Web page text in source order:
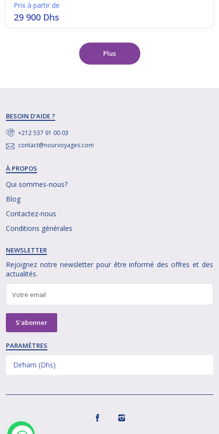
Prix à partir de
29 900 Dhs
Plus
BESOIN D'AIDE ?
+212 537 91 00 03
contact@nourvoyages.com
À PROPOS
Qui sommes-nous?
Blog
Contactez-nous
Conditions générales
NEWSLETTER
Rejoignez notre newsletter pour être informé des offres et des
actualités.
PARAMÈTRES